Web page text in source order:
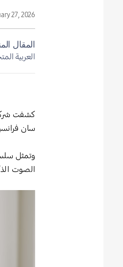
27, 2026
المقال
العربية
سان
الصوت